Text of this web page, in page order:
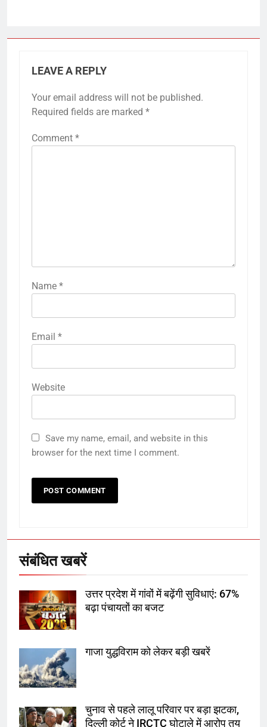
LEAVE A REPLY
Your email address will not be published.
Required fields are marked *
Comment *
Name *
Email *
Website
Save my name, email, and website in this
browser for the next time I comment.
संबंधित खबरें
उत्तर प्रदेश में गांवों में बढ़ेंगी सुविधाएं: 67%
बढ़ा पंचायतों का बजट
गाजा युद्धविराम को लेकर बड़ी खबरें
चुनाव से पहले लालू परिवार पर बड़ा झटका,
दिल्ली कोर्ट ने IRCTC घोटाले में आरोप तय
6
गाजा युद्धविराम को लेकर बड़ी खबरें
7
तय किए